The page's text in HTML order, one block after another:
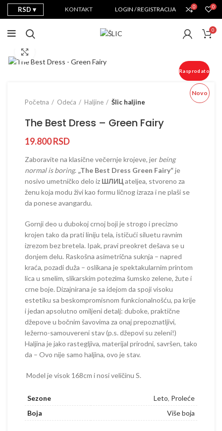
RSD KONTAKT LOGIN / REGISTRACIJA 0 0
0
Rasprodato
Novo
Početna Odeća Haljine Šlic haljine
The Best Dress – Green Fairy
19.800RSD
Zaboravite na klasične večernje krojeve, jer being
normal is boring. „The Best Dress Green Fairy“je
nosivo umetničko delo iz ШЛИЦateljea, stvoreno za
ženu koja modu živi kao formu ličnog izraza i ne plaši se
da ponese avangardu.
Gornji deo u dubokoj crnoj boji je strogo i precizno
krojen tako da prati liniju tela, ističući siluetu ravnim
izrezom bez bretela. Ipak, pravi preokret dešava se u
donjem delu. Raskošna asimetrična suknja – napred
kraća, pozadi duža – oslikana je spektakularnim printom
lica u smelim, slikarskim potezima šumsko zelene, žute i
crne boje. Dizajnirana je sa idejom da spoji visoku
estetiku sa beskompromisnom funkcionalnošću, pa krije
i jedan apsolutno omiljeni detalj: duboke, praktične
džepove u bočnim šavovima za onaj prepoznatljivi,
ležerno-samouvereni stav (p.s. džepovi su zeleni!)
Haljina je jako rastegljiva, materijal prirodni, savršen, tako
da – Ovo nije samo haljina, ovo je stav.
Model je visok 168cm i nosi veličinu S.
Sezone Leto, Proleće
Boja
Više boja